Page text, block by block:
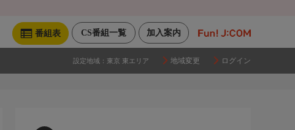
加入案内
CS番組一覧
番組表
設定地域： 東京 東エリア 地域変更 ログイン